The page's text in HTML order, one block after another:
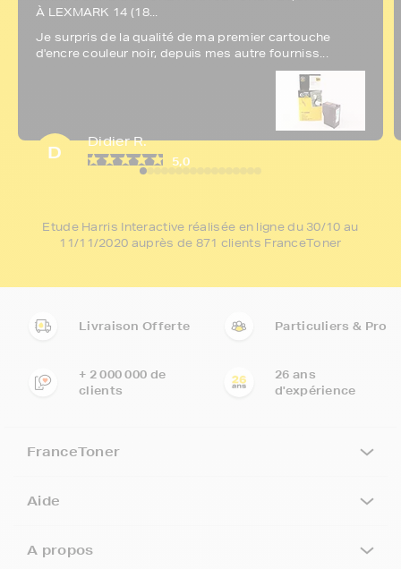
À LEXMARK 14 (18...
Je surpris de la qualité de ma premier cartouche
d'encre couleur noir, depuis mes autre fourniss...
D
Didier R.
5,0
Etude Harris Interactive réalisée en ligne du 30/10 au
11/11/2020 auprès de 871 clients FranceToner
Livraison Offerte Particuliers & Pro
+ 2 000 000 de
clients
26 ans
d'expérience
FranceToner
Aide
A propos